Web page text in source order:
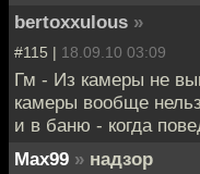
bertoxxulous »
#115 | 18.09.10 03:09
Гм - Из камеры не
камеры вообще
и в баню - когда
Max99 » надзор